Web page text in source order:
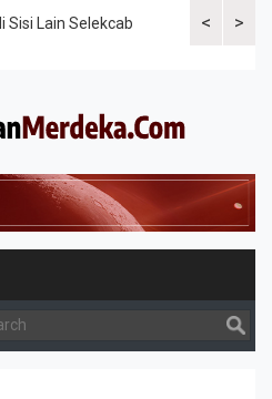
<
Sisi Lain Selekcab
>